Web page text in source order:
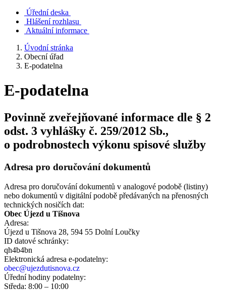
Úřední deska
Hlášení rozhlasu
Aktuální informace
Úvodní stránka
Obecní úřad
E-podatelna
E-podatelna
Povinně zveřejňované informace dle § 2
odst. 3 vyhlášky č. 259/2012 Sb.,
o podrobnostech výkonu spisové služby
Adresa pro doručování dokumentů
Adresa pro doručování dokumentů v analogové podobě (listiny)
nebo dokumentů v digitální podobě předávaných na přenosných
technických nosičích dat:
Obec Újezd u Tišnova
Adresa:
Újezd u Tišnova 28, 594 55 Dolní Loučky
ID datové schránky:
qh4b4bn
Elektronická adresa e‑podatelny:
obec@ujezdutisnova.cz
Úřední hodiny podatelny:
Středa: 8:00 – 10:00